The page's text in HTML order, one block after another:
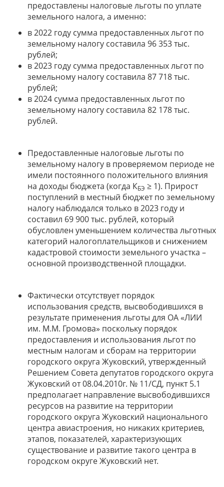
предоставлены налоговые льготы по уплате
земельного налога, а именно:
в 2022 году сумма предоставленных льгот по
земельному налогу составила 96 353 тыс.
рублей;
в 2023 году сумма предоставленных льгот по
земельному налогу составила 87 718 тыс.
рублей;
в 2024 сумма предоставленных льгот по
земельному налогу составила 82 178 тыс.
рублей.
Предоставленные налоговые льготы по
земельному налогу в проверяемом периоде не
имели постоянного положительного влияния
на доходы бюджета (когда КБЭ ≥ 1). Прирост
поступлений в местный бюджет по земельному
налогу наблюдался только в 2023 году и
составил 69 900 тыс. рублей, который
обусловлен уменьшением количества льготных
категорий налогоплательщиков и снижением
кадастровой стоимости земельного участка –
основной производственной площадки.
Фактически отсутствует порядок
использования средств, высвободившихся в
результате применения льготы для ОА «ЛИИ
им. М.М. Громова» поскольку порядок
предоставления и использования льгот по
местным налогам и сборам на территории
городского округа Жуковский, утвержденный
Решением Совета депутатов городского округа
Жуковский от 08.04.2010г. № 11/СД, пункт 5.1
предполагает направление высвободившихся
ресурсов на развитие на территории
городского округа Жуковский национального
центра авиастроения, но никаких критериев,
этапов, показателей, характеризующих
существование и развитие такого центра в
городском округе Жуковский нет.